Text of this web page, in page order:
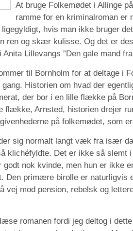
At bruge Folkemødet i Allinge
ramme for en kriminalroman er
ligegyldigt, hvis man ikke bruger
ren og skær kulisse. Og det er
Lillevangs ”Den gale mand
til Bornholm for at deltage i
Historien om hvad der
der bor i en lille flække på
flække, Arnsted, historien drejer
på folkemødet, som
sig normalt langt væk fra især
klichéfyldte. Det er ikke så slemt
godt nok kvinde, men hun er ikke
Den primære birolle er naturligvis
vej mod pension, rebelsk og
romanen fordi jeg deltog i